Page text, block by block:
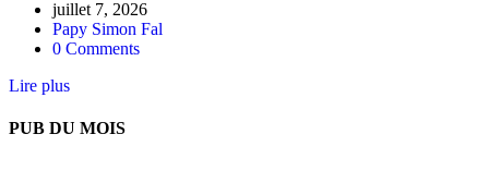
juillet 7, 2026
Papy Simon Fal
0 Comments
Lire plus
PUB DU MOIS